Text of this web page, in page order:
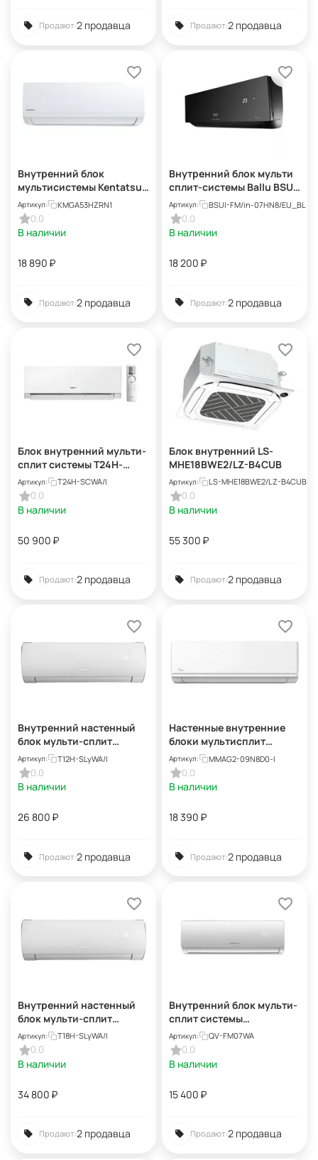
Продают:2 продавца Продают:2 продавца
Внутренний блок
мультисистемы Kentatsu
KMGA53HZRN1
Артикул: KMGA53HZRN1
0.0
В наличии
18 890 ₽
Продают:2 продавца
Внутренний блок мульти
сплит-системы Ballu BSUI-
FM/in-07HN8/EU_BL
Артикул: BSUI-FM/in-07HN8/EU_BL
0.0
В наличии
18 200 ₽
Продают:2 продавца
Блок внутренний мульти-
сплит системы T24H-
SCWA/I
Артикул: T24H-SCWA/I
0.0
В наличии
50 900 ₽
Продают:2 продавца
Блок внутренний LS-
MHE18BWE2/LZ-B4CUB
Артикул: LS-MHE18BWE2/LZ-B4CUB
0.0
В наличии
55 300 ₽
Продают:2 продавца
Внутренний настенный
блок мульти-сплит
системы Tosot Lyra T12H-
SLyWA/I
Артикул: T12H-SLyWA/I
0.0
В наличии
26 800 ₽
Продают:2 продавца
Настенные внутренние
блоки мультисплит
систем Midea MMAG2-
09N8D0-I
Артикул: MMAG2-09N8D0-I
0.0
В наличии
18 390 ₽
Продают:2 продавца
Внутренний настенный
блок мульти-сплит
системы Tosot Lyra T18H-
SLyWA/I
Артикул: T18H-SLyWA/I
0.0
В наличии
34 800 ₽
Продают:2 продавца
Внутренний блок мульти-
сплит системы
QUATTROCLIMA QV-
FM07WA
Артикул: QV-FM07WA
0.0
В наличии
15 400 ₽
Продают:2 продавца